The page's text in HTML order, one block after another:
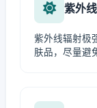
紫外
紫外线辐射极
肤品，尽量避